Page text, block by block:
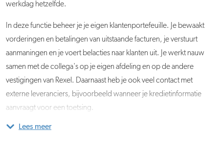
werkdag hetzelfde.
In deze functie beheer je je eigen klantenportefeuille. Je bewaakt
vorderingen en betalingen van uitstaande facturen, je verstuurt
aanmaningen en je voert belacties naar klanten uit. Je werkt nauw
samen met de collega's op je eigen afdeling en op de andere
vestigingen van Rexel. Daarnaast heb je ook veel contact met
externe leveranciers, bijvoorbeeld wanneer je kredietinformatie
aanvraagt voor een toetsing.
Je bent onderdeel van team Kredietbewaking. Dit team bestaat uit
Lees meer